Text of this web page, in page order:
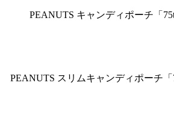
PEANUTS キャンディポーチ「
PEANUTS スリムキャンディポーチ「